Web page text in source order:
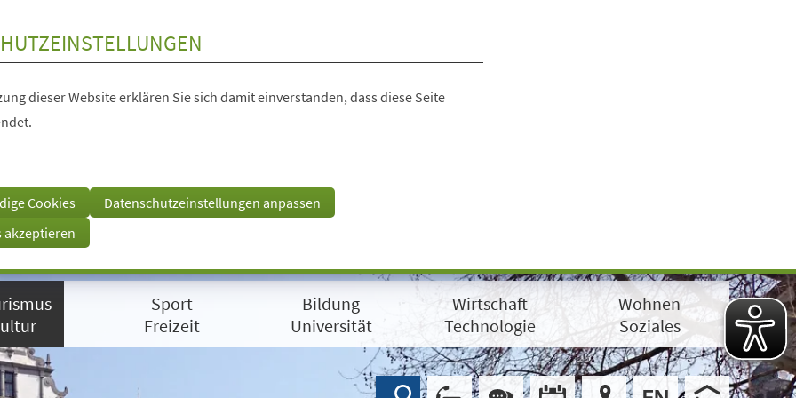
dieser Website erklären Sie sich damit einverstanden, dass diese Seite
Cookies
Datenschutzeinstellungen anpassen
akzeptieren
Sport
Freizeit
Bildung
Universität
Wirtschaft
Technologie
Wohnen
Soziales